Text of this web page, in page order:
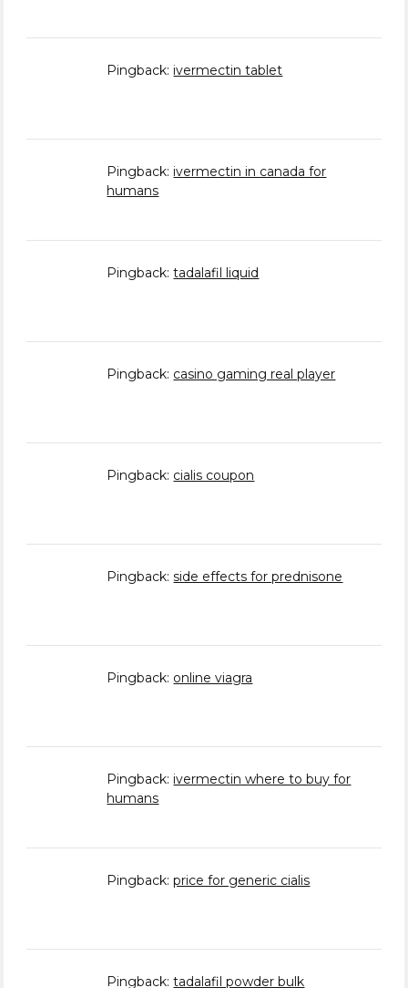
Pingback: ivermectin tablet
Pingback: ivermectin in canada for
humans
Pingback:tadalafil liquid
Pingback: casino gaming real player
Pingback: cialis coupon
Pingback:side effects for prednisone
Pingback: online viagra
Pingback: ivermectin where to buy for
humans
Pingback:price for generic cialis
Pingback:tadalafil powder bulk